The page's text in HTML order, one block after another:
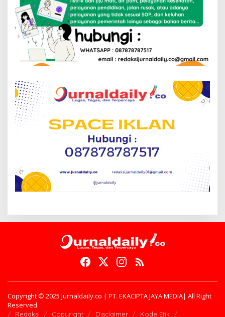
Copyright © 2025 Jurnaldaily.co | PT. EKACIPTA JAYA MEDIA| All Right
Reserved.
Redaksi Copyright Disclaimer Kode Etik